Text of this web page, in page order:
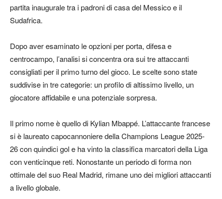
partita inaugurale tra i padroni di casa del Messico e il
Sudafrica.
Dopo aver esaminato le opzioni per porta, difesa e
centrocampo, l’analisi si concentra ora sui tre attaccanti
consigliati per il primo turno del gioco. Le scelte sono state
suddivise in tre categorie: un profilo di altissimo livello, un
giocatore affidabile e una potenziale sorpresa.
Il primo nome è quello di Kylian Mbappé. L’attaccante francese
si è laureato capocannoniere della Champions League 2025-
26 con quindici gol e ha vinto la classifica marcatori della Liga
con venticinque reti. Nonostante un periodo di forma non
ottimale del suo Real Madrid, rimane uno dei migliori attaccanti
a livello globale.